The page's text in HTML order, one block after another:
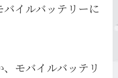
イルバッテリーに
モバイルバッテリ